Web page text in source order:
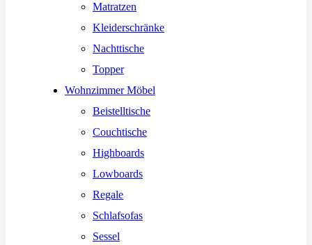
Matratzen
Kleiderschränke
Nachttische
Topper
Wohnzimmer Möbel
Beistelltische
Couchtische
Highboards
Lowboards
Regale
Schlafsofas
Sessel